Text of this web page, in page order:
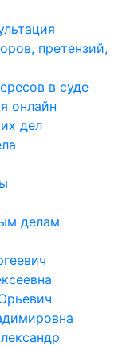
претензий,
в суде
онлайн
дел
делам